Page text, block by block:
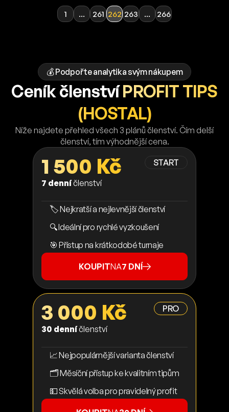
1 ... 261 262 263 ... 266
💰 Podpořte analytika svým nákupem
Ceník členstvíPROFIT TIPS
(HOSTAL)
Níže najdete přehled všech 3 plánů členství. Čím delší
členství, tím výhodnější cena.
START
1 500 Kč
7 denníčlenství
🏷️ Nejkratší a nejlevnější členství
🔍 Ideální pro rychlé vyzkoušení
🎯 Přístup na krátkodobé turnaje
KOUPITNA7 DNÍ
PRO
3 000 Kč
30 denníčlenství
📈 Nejpopulárnější varianta členství
🗂️ Měsíční přístup ke kvalitním tipům
💵 Skvělá volba pro pravidelný profit